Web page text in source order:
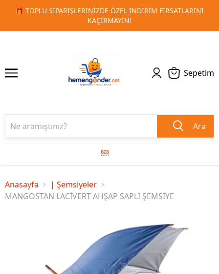
🚀 KURUMSAL PROMOSYON VE MATBAA
1 2
Sepetim
Ara
Anasayfa
| Şemsiyeler
MANGOSTAN LACİVERT AHŞAP SAPLI ŞEMSİYE